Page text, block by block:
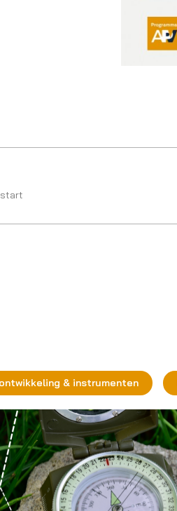
start
& instrumenten